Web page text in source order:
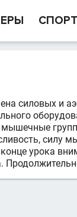
силовых и
мышечные
силу
урока